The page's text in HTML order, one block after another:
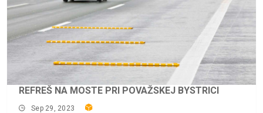
REFREŠ NA MOSTE PRI POVAŽSKEJ BYSTRICI
Sep 29, 2023